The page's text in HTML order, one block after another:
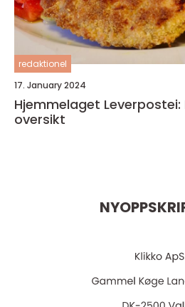
redaktionel
17. January 2024
Hjemmelaget Leverpostei:
oversikt